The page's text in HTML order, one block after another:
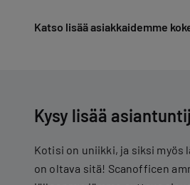
Katso lisää asiakkaidemme
Kysy lisää
Kotisi on uniikki, ja siksi myös
on oltava sitä! Scanofficen